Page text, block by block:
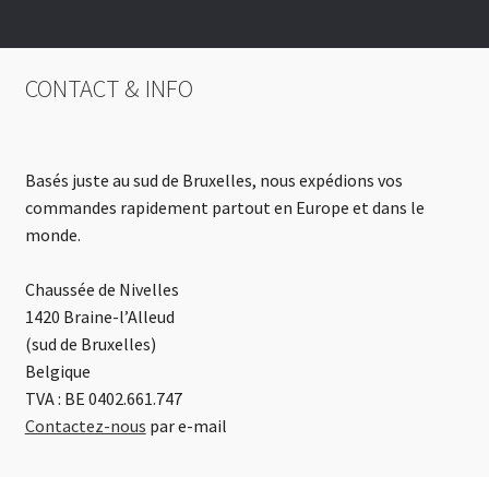
CONTACT & INFO
Basés juste au sud de Bruxelles, nous expédions vos
commandes rapidement partout en Europe et dans le
monde.
Chaussée de Nivelles
1420 Braine-l’Alleud
(sud de Bruxelles)
Belgique
TVA : BE 0402.661.747
Contactez-nous par e-mail